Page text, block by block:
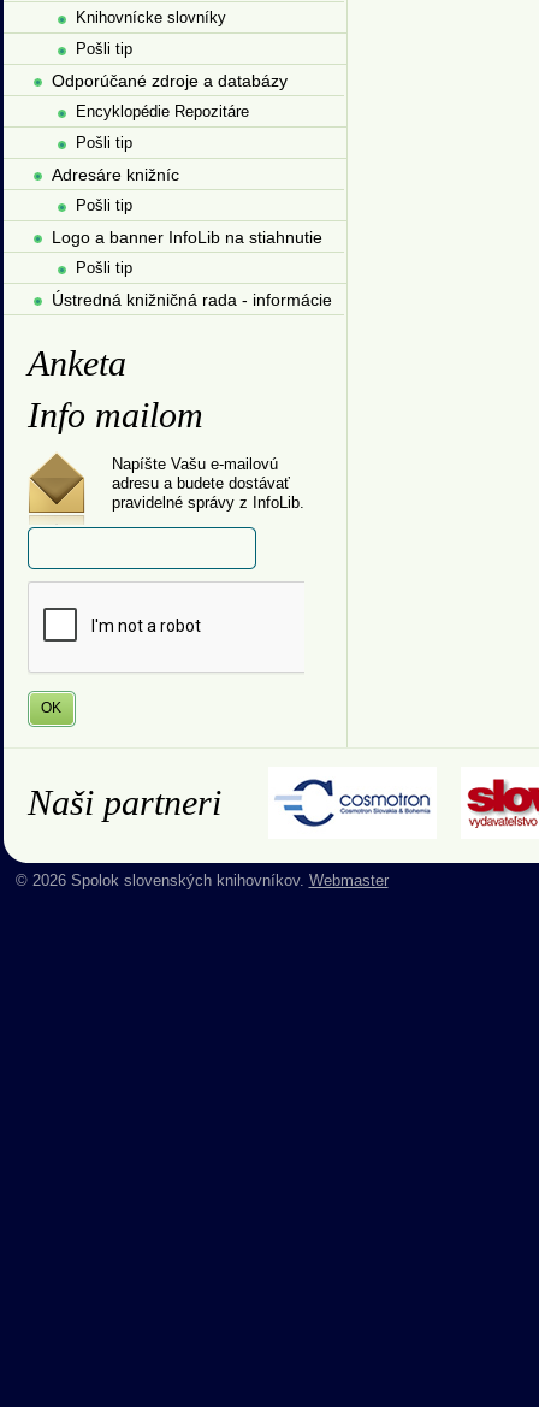
Knihovnícke slovníky
Pošli tip
Odporúčané zdroje a databázy
Encyklopédie Repozitáre
Pošli tip
Adresáre knižníc
Pošli tip
Logo a banner InfoLib na stiahnutie
Pošli tip
Ústredná knižničná rada - informácie
Anketa
Info mailom
Napíšte Vašu e-mailovú
adresu a budete dostávať
pravidelné správy z InfoLib.
Naši partneri
© 2026 Spolok slovenských knihovníkov. Webmaster